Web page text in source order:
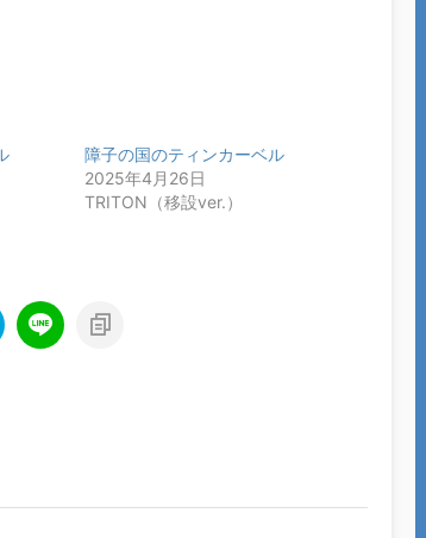
障子の国のティンカーベル
2025年4月26日
TRITON（移設ver.）